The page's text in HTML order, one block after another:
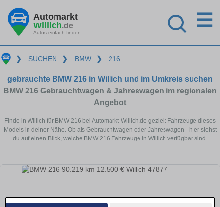
Automarkt
Willich.de
Autos einfach finden
☰
❯ SUCHEN ❯ BMW ❯ 216
gebrauchte BMW 216 in Willich und im Umkreis suchen
BMW 216 Gebrauchtwagen & Jahreswagen im regionalen
Angebot
Finde in Willich für BMW 216 bei Automarkt-Willich.de gezielt Fahrzeuge dieses
Models in deiner Nähe. Ob als Gebrauchtwagen oder Jahreswagen - hier siehst
du auf einen Blick, welche BMW 216 Fahrzeuge in Willich verfügbar sind.